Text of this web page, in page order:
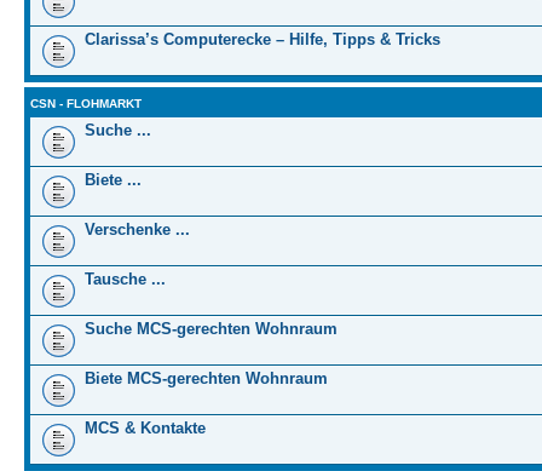
Clarissa’s Computerecke – Hilfe, Tipps & Tricks
CSN - FLOHMARKT
Suche ...
Biete ...
Verschenke ...
Tausche ...
Suche MCS-gerechten Wohnraum
Biete MCS-gerechten Wohnraum
MCS & Kontakte